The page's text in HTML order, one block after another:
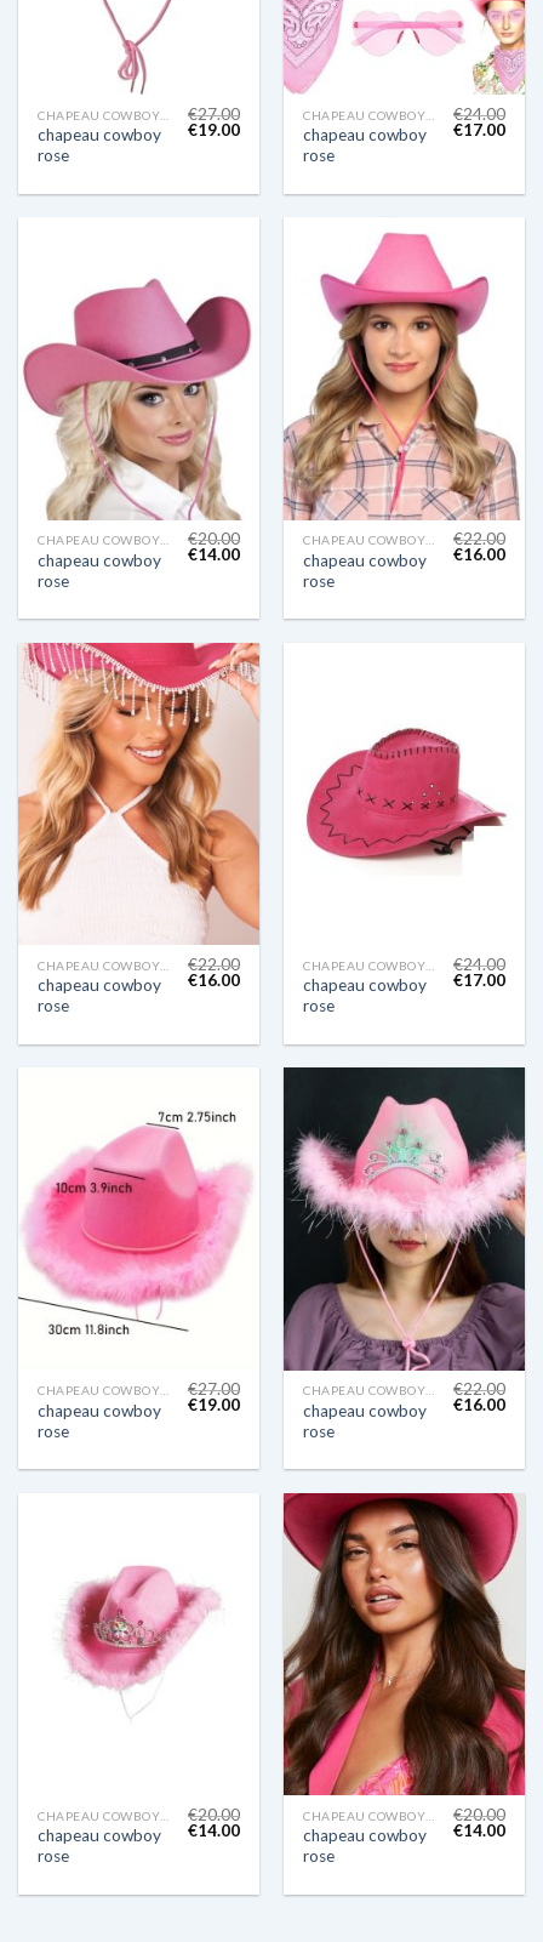
chapeau cowboy
rose
€27.00
€19.00
chapeau cowboy
rose
€24.00
€17.00
chapeau cowboy
rose
€20.00
€14.00
chapeau cowboy
rose
€22.00
€16.00
chapeau cowboy
rose
€22.00
€16.00
chapeau cowboy
rose
€24.00
€17.00
chapeau cowboy
rose
€27.00
€19.00
chapeau cowboy
rose
€22.00
€16.00
chapeau cowboy
rose
€20.00
€14.00
chapeau cowboy
rose
€20.00
€14.00